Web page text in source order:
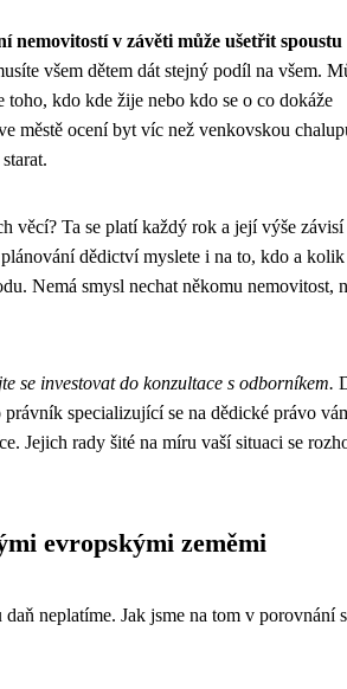
nemovitostí v závěti může ušetřit spoustu
všem dětem dát stejný podíl na všem.
toho, kdo kde žije nebo kdo se o co dokáže
městě ocení byt víc než venkovskou
věcí? Ta se platí každý rok a její výše závisí
dědictví myslete i na to, kdo a
Nemá smysl nechat někomu nemovitost,
se investovat do konzultace s odborníkem.
právník specializující se na dědické právo
Jejich rady šité na míru vaší situaci se
evropskými zeměmi
neplatíme. Jak jsme na tom v porovnání s